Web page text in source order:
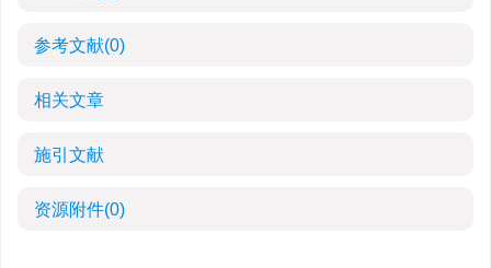
参考文献(0)
相关文章
施引文献
资源附件(0)